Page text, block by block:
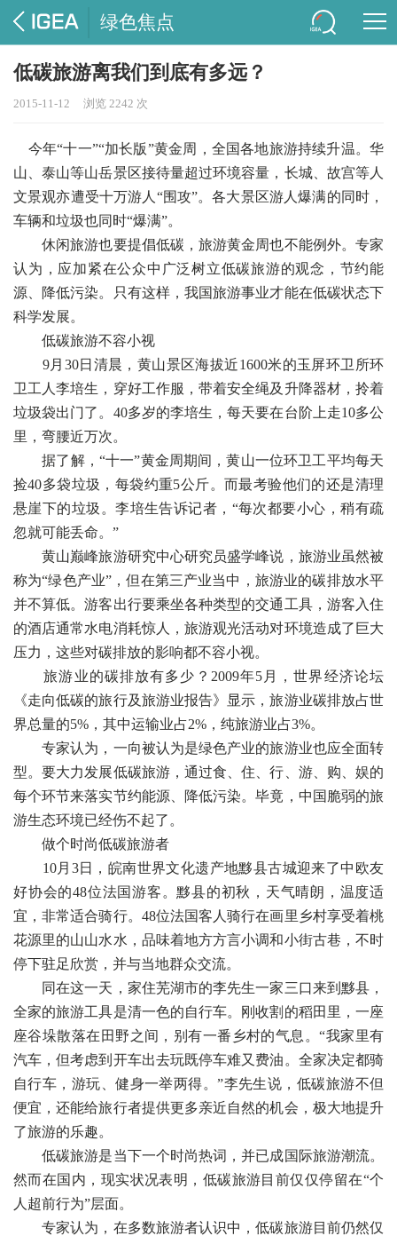
绿色焦点
低碳旅游离我们到底有多远？
2015-11-12 浏览 2242 次
今年“十一”“加长版”黄金周，全国各地旅游持续升温。华
山、泰山等山岳景区接待量超过环境容量，长城、故宫等人
文景观亦遭受十万游人“围攻”。各大景区游人爆满的同时，
车辆和垃圾也同时“爆满”。
休闲旅游也要提倡低碳，旅游黄金周也不能例外。专家
认为，应加紧在公众中广泛树立低碳旅游的观念，节约能
源、降低污染。只有这样，我国旅游事业才能在低碳状态下
科学发展。
低碳旅游不容小视
9月30日清晨，黄山景区海拔近1600米的玉屏环卫所环
卫工人李培生，穿好工作服，带着安全绳及升降器材，拎着
垃圾袋出门了。40多岁的李培生，每天要在台阶上走10多公
里，弯腰近万次。
据了解，“十一”黄金周期间，黄山一位环卫工平均每天
捡40多袋垃圾，每袋约重5公斤。而最考验他们的还是清理
悬崖下的垃圾。李培生告诉记者，“每次都要小心，稍有疏
忽就可能丢命。”
黄山巅峰旅游研究中心研究员盛学峰说，旅游业虽然被
称为“绿色产业”，但在第三产业当中，旅游业的碳排放水平
并不算低。游客出行要乘坐各种类型的交通工具，游客入住
的酒店通常水电消耗惊人，旅游观光活动对环境造成了巨大
压力，这些对碳排放的影响都不容小视。
旅游业的碳排放有多少？2009年5月，世界经济论坛
《走向低碳的旅行及旅游业报告》显示，旅游业碳排放占世
界总量的5%，其中运输业占2%，纯旅游业占3%。
专家认为，一向被认为是绿色产业的旅游业也应全面转
型。要大力发展低碳旅游，通过食、住、行、游、购、娱的
每个环节来落实节约能源、降低污染。毕竟，中国脆弱的旅
游生态环境已经伤不起了。
做个时尚低碳旅游者
10月3日，皖南世界文化遗产地黟县古城迎来了中欧友
好协会的48位法国游客。黟县的初秋，天气晴朗，温度适
宜，非常适合骑行。48位法国客人骑行在画里乡村享受着桃
花源里的山山水水，品味着地方方言小调和小街古巷，不时
停下驻足欣赏，并与当地群众交流。
同在这一天，家住芜湖市的李先生一家三口来到黟县，
全家的旅游工具是清一色的自行车。刚收割的稻田里，一座
座谷垛散落在田野之间，别有一番乡村的气息。“我家里有
汽车，但考虑到开车出去玩既停车难又费油。全家决定都骑
自行车，游玩、健身一举两得。”李先生说，低碳旅游不但
便宜，还能给旅行者提供更多亲近自然的机会，极大地提升
了旅游的乐趣。
低碳旅游是当下一个时尚热词，并已成国际旅游潮流。
然而在国内，现实状况表明，低碳旅游目前仅仅停留在“个
人超前行为”层面。
专家认为，在多数旅游者认识中，低碳旅游目前仍然仅